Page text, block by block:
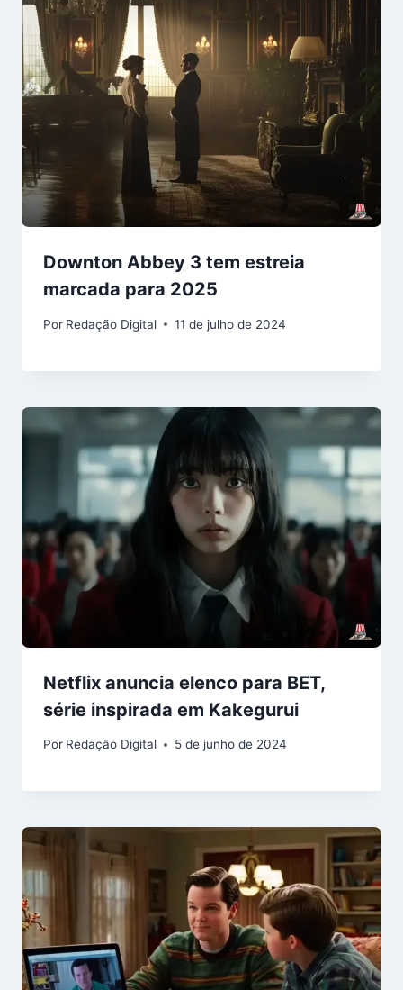
Downton Abbey 3 tem estreia
marcada para 2025
Por Redação Digital 11 de julho de 2024
Netflix anuncia elenco para BET,
série inspirada em Kakegurui
Por Redação Digital 5 de junho de 2024